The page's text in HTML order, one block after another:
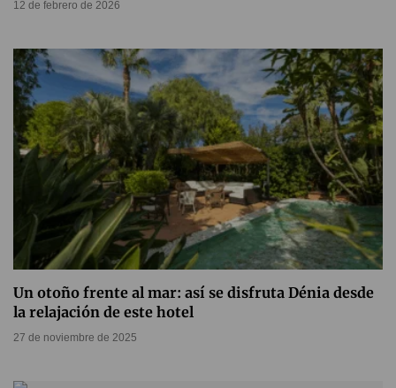
12 de febrero de 2026
Un otoño frente al mar: así se disfruta Dénia desde
la relajación de este hotel
27 de noviembre de 2025